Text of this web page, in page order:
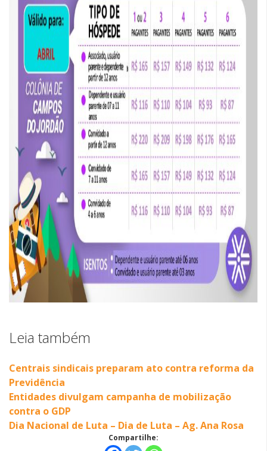
Leia também
Centrais sindicais preparam ato contra reforma da
Previdência
Entidades divulgam campanha de mobilização
contra o GDP
Dia Nacional de Luta – Dia de Luta – Ag. Ana Rosa
Compartilhe: